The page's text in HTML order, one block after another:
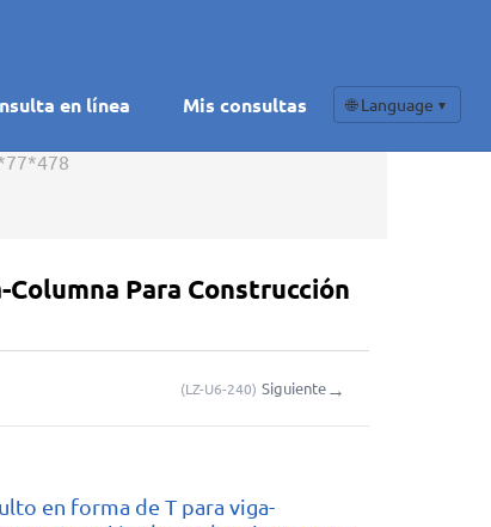
en línea Mis consultas 🌐 Language ▼
Para Construcción
(LZ-U6-240) Siguiente→
en forma de T para viga-